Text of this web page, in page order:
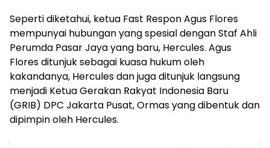
Seperti diketahui, ketua Fast Respon Agus Flores
mempunyai hubungan yang spesial dengan Staf Ahli
Perumda Pasar Jaya yang baru, Hercules. Agus
Flores ditunjuk sebagai kuasa hukum oleh
kakandanya, Hercules dan juga ditunjuk langsung
menjadi Ketua Gerakan Rakyat Indonesia Baru
(GRIB) DPC Jakarta Pusat, Ormas yang dibentuk dan
dipimpin oleh Hercules.